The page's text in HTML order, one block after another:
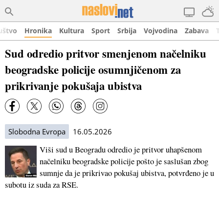
Hronika Kultura Sport Srbija Vojvodina Zabava
Sud odredio pritvor smenjenom načelniku
beogradske policije osumnjičenom za
prikrivanje pokušaja ubistva
Slobodna Evropa 16.05.2026
Viši sud u Beogradu odredio je pritvor uhapšenom
načelniku beogradske policije pošto je saslušan zbog
sumnje da je prikrivao pokušaj ubistva, potvrđeno je u
subotu iz suda za RSE.